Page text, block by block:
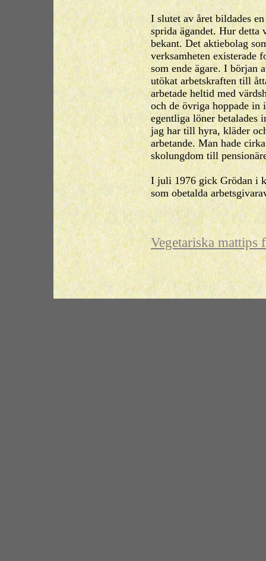
I slutet av året bildades
sprida ägandet. Hur detta
bekant. Det aktiebolag
verksamheten existerade
som ende ägare. I början
utökat arbetskraften till
arbetade heltid med
och de övriga hoppade in
egentliga löner betalades
jag har till hyra, kläder
arbetande. Man hade
skolungdom till
I juli 1976 gick Grödan i
som obetalda
Vegetariska mattips